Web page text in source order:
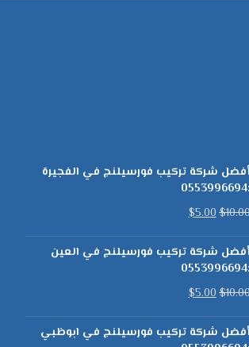
أفضل شركة تركيب فورسيلنج في الفجيرة
:0553996694
$
$5.00
أفضل شركة تركيب فورسيلنج في العين
:0553996694
$
$5.00
أفضل شركة تركيب فورسيلنج في ابوظبي